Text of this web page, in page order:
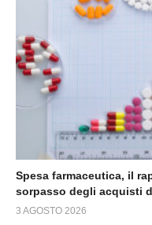
Spesa farmaceutica, il
sorpasso degli acquisti
3 AGOSTO 2026